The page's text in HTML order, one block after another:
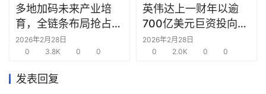
商
机
链
多地加码未来产业培
育，全链条布局抢占新
赛道先机
2026年2月28日
0
3.8K 0 0
英伟达上一财年以逾
700亿美元巨资投向合
作方，竭力巩固AI芯片
需求
2026年2月28日
0
2.0K 0 0
发表回复